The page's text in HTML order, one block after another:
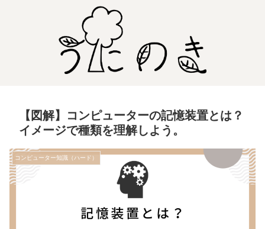
【図解】コンピューターの記憶装置とは？
イメージで種類を理解しよう。
コンピューター知識（ハード）